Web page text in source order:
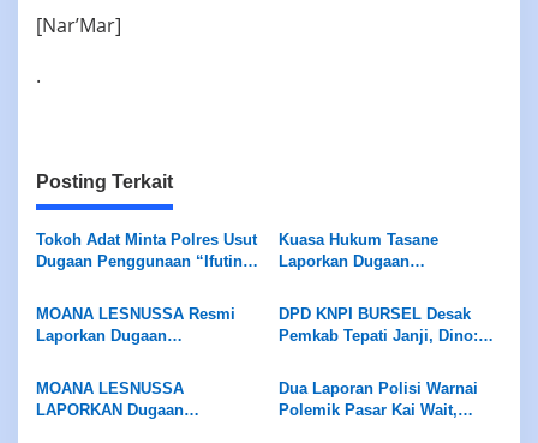
[Nar’Mar]
.
Posting Terkait
Tokoh Adat Minta Polres Usut
Dugaan Penggunaan “Ifutin”,
Dijadikan Alat Mencelakai
Orang
Kuasa Hukum Tasane
Laporkan Dugaan
Waris Minta Kasus Diproses
Sesuai Hukum
MOANA LESNUSSA Resmi
Laporkan Dugaan
Anggota DPRD ke BK
DPD KNPI BURSEL Desak
Pemkab Tepati Janji, Dino:
MOANA LESNUSSA
LAPORKAN Dugaan
Dua Laporan Polisi Warnai
Polemik Pasar Kai Wait,